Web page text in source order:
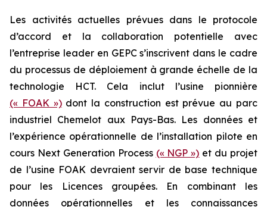
Les activités actuelles prévues dans le protocole
d’accord et la collaboration potentielle avec
l’entreprise leader en GEPC s’inscrivent dans le cadre
du processus de déploiement à grande échelle de la
technologie HCT. Cela inclut l’usine pionnière
(« FOAK »)dont la construction est prévue au parc
industriel Chemelot aux Pays-Bas. Les données et
l’expérience opérationnelle de l’installation pilote en
cours Next Generation Process (« NGP ») et du projet
de l’usine FOAK devraient servir de base technique
pour les Licences groupées. En combinant les
données opérationnelles et les connaissances